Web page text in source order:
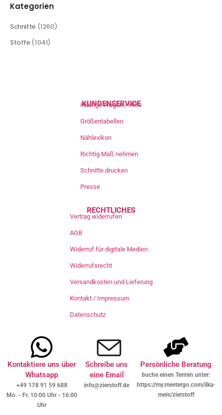
Kategorien
Schnitte (1260)
Stoffe (1041)
KUNDENSERVICE
Häufige Fragen / Hilfe
Größentabellen
Nählexikon
Richtig Maß nehmen
Schnitte drucken
Presse
RECHTLICHES
Vertrag widerrufen
AGB
Widerruf für digitale Medien
Widerrufsrecht
Versandkosten und Lieferung
Kontakt / Impressum
Datenschutz
Kontaktiere uns über
Whatsapp
+49 178 91 59 688
Mo. - Fr. 10:00 Uhr - 16:00
Uhr
Schreibe uns
eine Email
info@zierstoff.de
Persönliche Beratung
buche einen Termin unter:
https://my.meetergo.com/ilka-
meis/zierstoff